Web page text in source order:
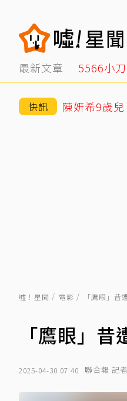
最新文章 5566小
快訊 與台玻千金
噓！星聞 電影 「鷹眼」
「鷹眼」
2025-04-30 07:40 聯合報 記